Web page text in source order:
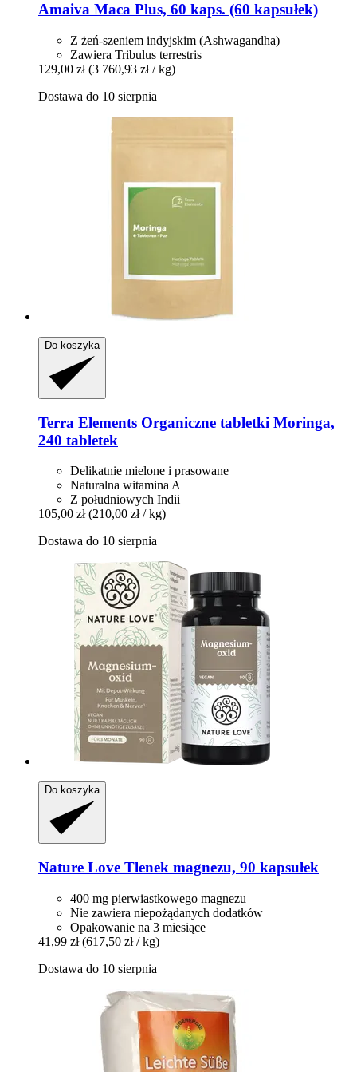
Amaiva Maca Plus, 60 kaps. (60 kapsułek)
Z żeń-szeniem indyjskim (Ashwagandha)
Zawiera Tribulus terrestris
129,00 zł (3 760,93 zł / kg)
Dostawa do 10 sierpnia
Do koszyka
Terra Elements Organiczne tabletki Moringa,
240 tabletek
Delikatnie mielone i prasowane
Naturalna witamina A
Z południowych Indii
105,00 zł (210,00 zł / kg)
Dostawa do 10 sierpnia
Do koszyka
Nature Love Tlenek magnezu, 90 kapsułek
400 mg pierwiastkowego magnezu
Nie zawiera niepożądanych dodatków
Opakowanie na 3 miesiące
41,99 zł (617,50 zł / kg)
Dostawa do 10 sierpnia